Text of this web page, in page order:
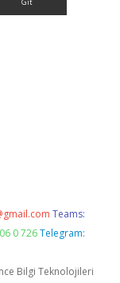
Teams:
0 726 Telegram:
Bilgi Teknolojileri